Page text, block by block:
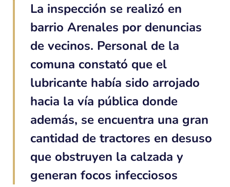
La inspección se realizó en
barrio Arenales por denuncias
de vecinos. Personal de la
comuna constató que el
lubricante había sido arrojado
hacia la vía pública donde
además, se encuentra una gran
cantidad de tractores en desuso
que obstruyen la calzada y
generan focos infecciosos